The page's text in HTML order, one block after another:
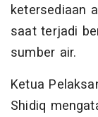
ketersediaan
saat terjadi
sumber air.
Ketua
Shidiq